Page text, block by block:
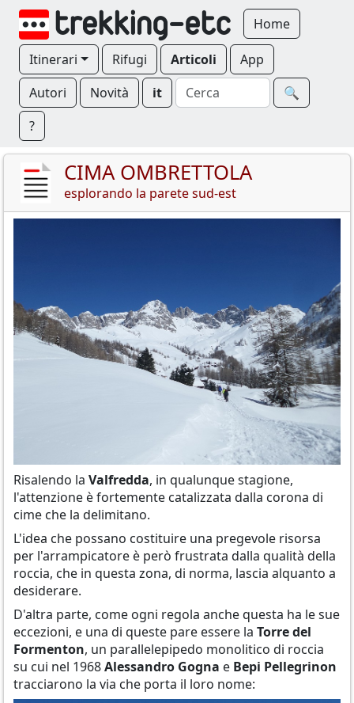
Home
Itinerari Rifugi Articoli
App
Autori
Novità it
🔍︎
?
CIMA OMBRETTOLA
esplorando la parete sud-est
Risalendo la Valfredda, in qualunque stagione,
l'attenzione è fortemente catalizzata dalla corona di
cime che la delimitano.
L'idea che possano costituire una pregevole risorsa
per l'arrampicatore è però frustrata dalla qualità della
roccia, che in questa zona, di norma, lascia alquanto a
desiderare.
D'altra parte, come ogni regola anche questa ha le sue
eccezioni, e una di queste pare essere la Torre del
Formenton, un parallelepipedo monolitico di roccia
su cui nel 1968Alessandro Gogna e Bepi Pellegrinon
tracciarono la via che porta il loro nome: